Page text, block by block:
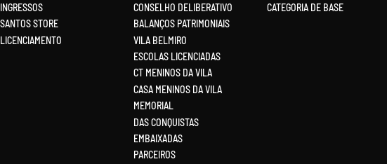
INGRESSOS
SANTOS STORE
LICENCIAMENTO
CONSELHO DELIBERATIVO
BALANÇOS PATRIMONIAIS
VILA BELMIRO
ESCOLAS LICENCIADAS
CT MENINOS DA VILA
CASA MENINOS DA VILA
MEMORIAL
DAS CONQUISTAS
EMBAIXADAS
PARCEIROS
CATEGORIA DE BASE